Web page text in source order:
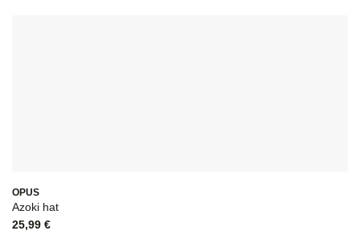
OPUS
Azoki hat
25,99 €